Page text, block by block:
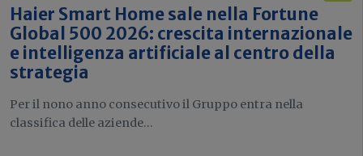
Haier Smart Home sale nella Fortune
Global 500 2026: crescita internazionale
e intelligenza artificiale al centro della
strategia
Per il nono anno consecutivo il Gruppo entra nella
classifica delle aziende...